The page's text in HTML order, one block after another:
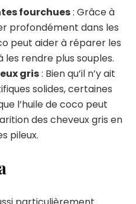
fourchues: Grâce à
profondément dans les
peut aider à réparer les
rendre plus souples.
gris: Bien qu’il n’y ait
solides, certaines
l’huile de coco peut
des cheveux gris en
pileux.